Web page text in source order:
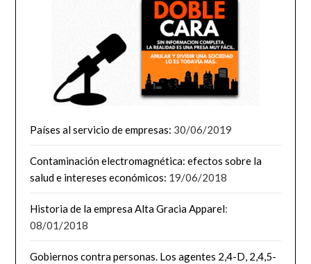
Países al servicio de empresas: 30/06/2019
Contaminación electromagnética: efectos sobre la
salud e intereses económicos: 19/06/2018
Historia de la empresa Alta Gracia Apparel:
08/01/2018
Gobiernos contra personas. Los agentes 2,4-D, 2,4,5-